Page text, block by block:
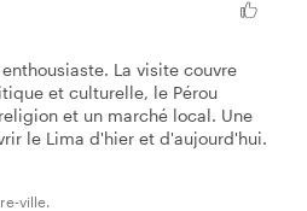
La visite couvre
et culturelle, le Pérou
et un marché local. Une
le Lima d'hier et d'aujourd'hui.
ville.